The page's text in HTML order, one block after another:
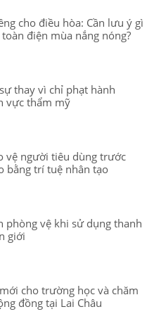
cho điều hòa: Cần lưu ý gì
điện mùa nắng nóng?
thay vì chỉ phạt hành
vực thẩm mỹ
vệ người tiêu dùng trước
bằng trí tuệ nhân tạo
phòng vệ khi sử dụng thanh
giới
cho trường học và chăm
đồng tại Lai Châu